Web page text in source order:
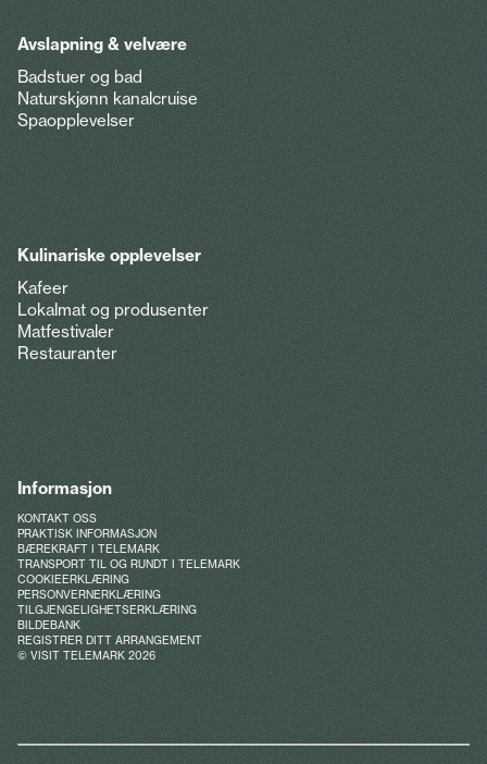
Avslapning & velvære
Badstuer og bad
Naturskjønn kanalcruise
Spaopplevelser
Kulinariske opplevelser
Kafeer
Lokalmat og produsenter
Matfestivaler
Restauranter
Informasjon
KONTAKT OSS
PRAKTISK INFORMASJON
BÆREKRAFT I TELEMARK
TRANSPORT TIL OG RUNDT I TELEMARK
COOKIEERKLÆRING
PERSONVERNERKLÆRING
TILGJENGELIGHETSERKLÆRING
BILDEBANK
REGISTRER DITT ARRANGEMENT
© VISIT TELEMARK 2026